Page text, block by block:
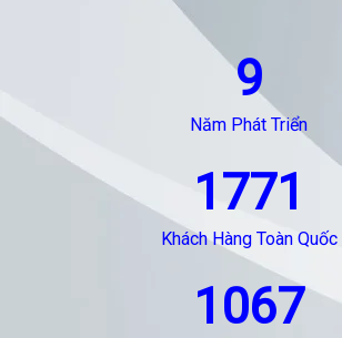
9
Năm Phát Triển
1771
Khách Hàng Toàn Quốc
1067